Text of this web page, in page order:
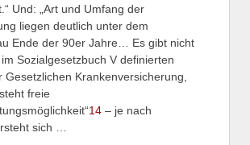
Und: „Art und Umfang der
liegen deutlich unter dem
Ende der 90er Jahre… Es gibt nicht
Sozialgesetzbuch V definierten
Gesetzlichen Krankenversicherung,
freie
14 – je nach
sich …